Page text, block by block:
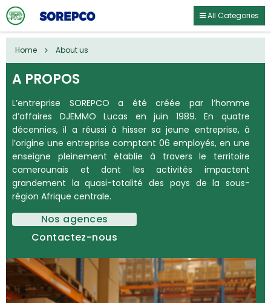
All Categories
Home About us
A PROPOS
L’entreprise SOREPCO a été créée par l’homme
d’affaires DJEMMO Lucas en juin 1989. En quatre
décennies, il a réussi à hisser sa jeune entreprise, à
l’origine une entreprise comptant 06 employés, en une
enseigne pleinement établie à travers le territoire
camerounais et dont les activités impactent
grandement la quasi-totalité des pays de la sous-
région Afrique centrale.
Nos agences
Contactez-nous